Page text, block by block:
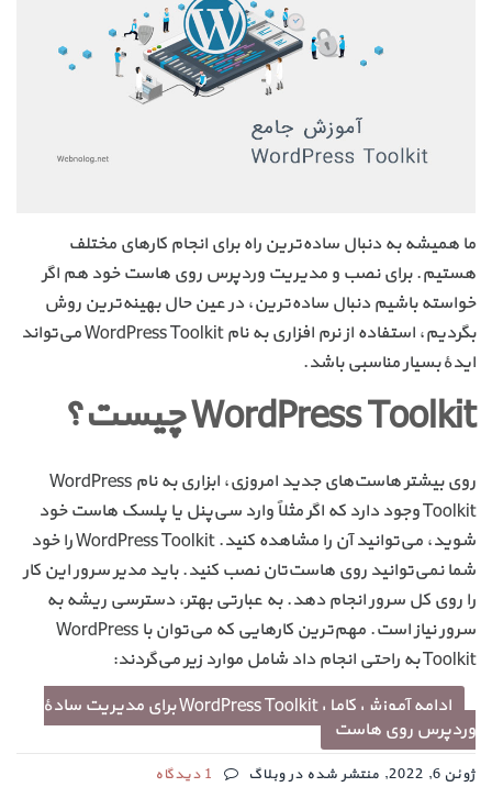
ما همیشه به دنبال ساده‌ترین راه برای انجام کارهای مختلف
هستیم. برای نصب و مدیریت وردپرس روی هاست خود هم اگر
خواسته باشیم دنبال ساده‌ترین، در عین حال بهینه‌ترین روش
بگردیم، استفاده از نرم افزاری به نام WordPress Toolkit می‌تواند
ایدهٔ بسیار مناسبی باشد.
WordPress Toolkit چیست؟
روی بیشتر هاست‌های جدید امروزی، ابزاری به نام WordPress
Toolkit وجود دارد که اگر مثلاً وارد سی‌پنل یا پلسک هاست خود
شوید، می‌توانید آن را مشاهده کنید. WordPress Toolkit را خود
شما نمی‌توانید روی هاست‌تان نصب کنید. باید مدیر سرور این کار
را روی کل سرور انجام دهد. به عبارتی بهتر، دسترسی ریشه به
سرور نیاز است. مهم‌ترین کارهایی که می‌توان با WordPress
Toolkit به راحتی انجام داد شامل موارد زیر می‌گردند:
ادامه آموزش کامل WordPress Toolkit برای مدیریت سادهٔ
وردپرس روی هاست
ژوئن 6, 2022, منتشر شده در وبلاگ 1 دیدگاه